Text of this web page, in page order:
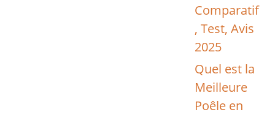
Comparatif
, Test, Avis
2025
Quel est la
Meilleure
Poêle en